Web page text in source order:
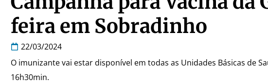
feira em Sobradinho
22/03/2024
O imunizante vai estar disponível em todas as Unidades Básicas de
16h30min.